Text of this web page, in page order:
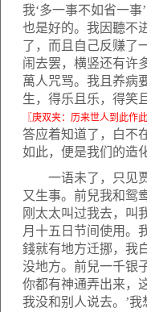
我‘多一事不如省一
也是好的。我因聽不
了，而且自己反赚了
闹去罢，横竖还有许
萬人咒骂。我且养病
生，得乐且乐，得笑
〖庚双夹：历来世人到此作
答应着知道了，白不
如此，便是我们的造
一语未了，只见贾
又生事。前兒我和鸳
刚太太叫过我去，叫
月十五日节间使用。
錢就有地方迁挪，我
没地方。前兒一千银
你都有神通弄出来，
我没和别人说去。’